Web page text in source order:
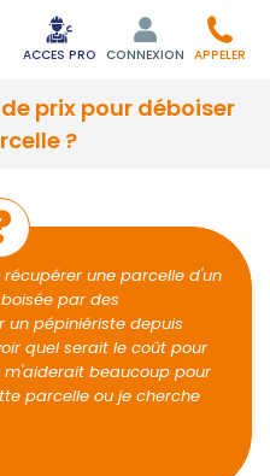
ACCES PRO CONNEXION APPELER
?
une parcelle d'un
par des
pépiniériste depuis
quel serait le coût pour
beaucoup pour
parcelle ou je cherche